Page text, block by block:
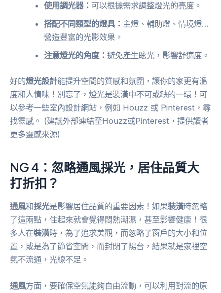
使用調光器： 可以根據需求調整燈光的亮度。
搭配不同類型的燈具： 主燈、輔助燈、情境燈…
營造豐富的光影效果。
注意燈光的角度：避免產生眩光，影響舒適度。
好的燈光設計能提升空間的質感和氛圍，讓你的家更有溫
度和人情味！別忘了，燈光是裝潢中不可或缺的一環！可
以參考一些室內設計網站，例如 Houzz 或 Pinterest，尋
找靈感。 (建議外部連結至Houzz或Pinterest，提供讀者
更多靈感來源)
NG 4：忽略通風採光，居住品質大
打折扣？
通風和採光是影響居住品質的重要因素！如果裝潢時忽略
了這兩點，住起來就會覺得悶熱潮濕，甚至影響健康！很
多人在裝潢時，為了追求美觀，而忽略了窗戶的大小和位
置，或是為了節省空間，而封閉了陽台，結果就是家裡空
氣不流通，光線不足。
通風方面，要確保空氣能夠自由流動，可以利用對流的原